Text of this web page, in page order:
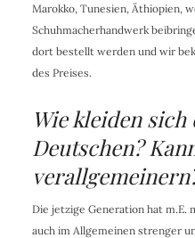
Marokko, Tunesien, Äthiopien,
Schuhmacherhandwerk
dort bestellt werden und wir
des Preises.
Wie kleiden sich
Deutschen?
Die jetzige Generation hat m.E.
auch im Allgemeinen strenger